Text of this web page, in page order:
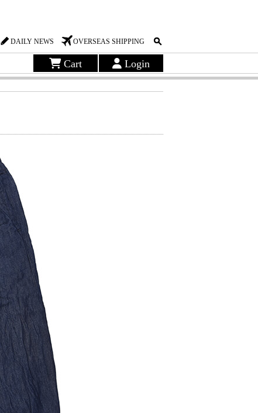
DAILY NEWS OVERSEAS SHIPPING
Cart Login